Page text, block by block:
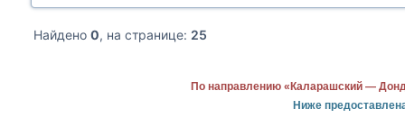
Найдено 0, на странице: 25
По направлению «Каларашский —
Ниже